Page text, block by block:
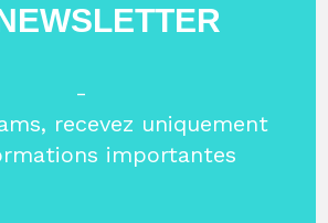
-
recevez uniquement
importantes